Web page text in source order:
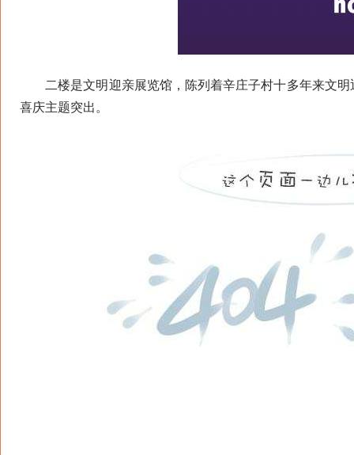
二楼是文明迎亲展览馆，陈列着辛庄子村十多年来文明
喜庆主题突出。